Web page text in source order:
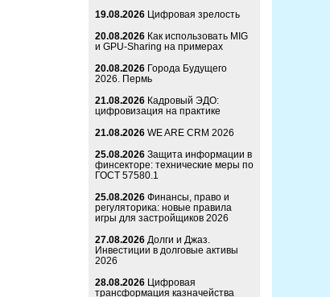
19.08.2026 Цифровая зрелость
20.08.2026 Как использовать MIG
и GPU-Sharing на примерах
20.08.2026 Города Будущего
2026. Пермь
21.08.2026 Кадровый ЭДО:
цифровизация на практике
21.08.2026 WE ARE CRM 2026
25.08.2026 Защита информации в
финсекторе: технические меры по
ГОСТ 57580.1
25.08.2026 Финансы, право и
регуляторика: новые правила
игры для застройщиков 2026
27.08.2026 Долги и Джаз.
Инвестиции в долговые активы
2026
28.08.2026 Цифровая
трансформация казначейства